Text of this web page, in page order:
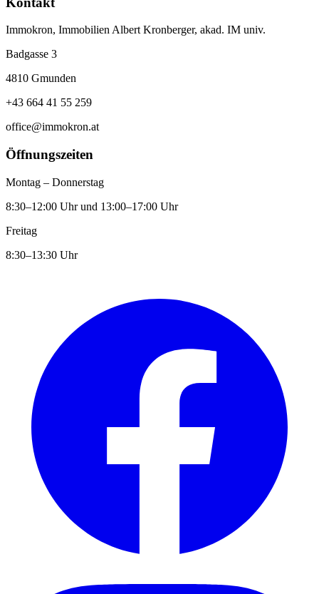
Immokron, Immobilien Albert Kronberger, akad. IM univ.
Badgasse 3
4810 Gmunden
+43 664 41 55 259
office@immokron.at
Öffnungszeiten
Montag – Donnerstag
8:30–12:00 Uhr und 13:00–17:00 Uhr
Freitag
8:30–13:30 Uhr